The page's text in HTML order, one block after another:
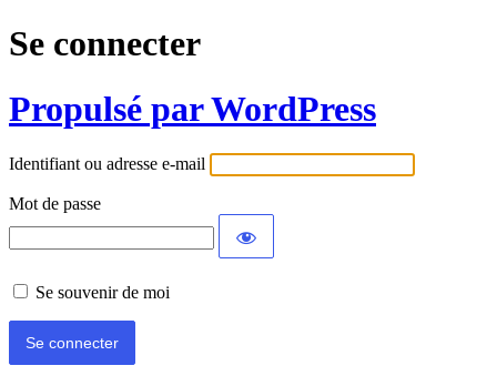
Se connecter
Propulsé par WordPress
Identifiant ou adresse e-mail
Mot de passe
Se souvenir de moi